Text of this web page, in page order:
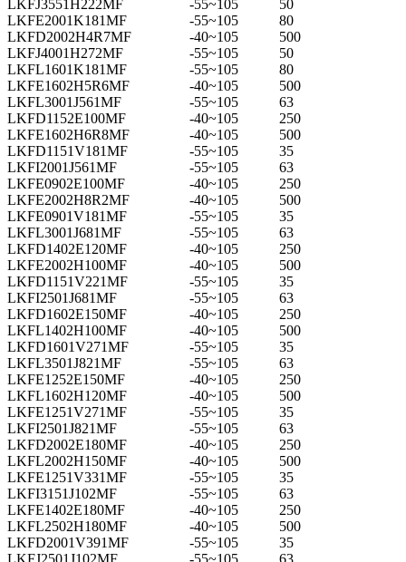
LKFJ3551H222MF
-55~105
50
LKFE2001K181MF
-55~105
80
LKFD2002H4R7MF
-40~105
500
LKFJ4001H272MF
-55~105
50
LKFL1601K181MF
-55~105
80
LKFE1602H5R6MF
-40~105
500
LKFL3001J561MF
-55~105
63
LKFD1152E100MF
-40~105
250
LKFE1602H6R8MF
-40~105
500
LKFD1151V181MF
-55~105
35
LKFI2001J561MF
-55~105
63
LKFE0902E100MF
-40~105
250
LKFE2002H8R2MF
-40~105
500
LKFE0901V181MF
-55~105
35
LKFL3001J681MF
-55~105
63
LKFD1402E120MF
-40~105
250
LKFE2002H100MF
-40~105
500
LKFD1151V221MF
-55~105
35
LKFI2501J681MF
-55~105
63
LKFD1602E150MF
-40~105
250
LKFL1402H100MF
-40~105
500
LKFD1601V271MF
-55~105
35
LKFL3501J821MF
-55~105
63
LKFE1252E150MF
-40~105
250
LKFL1602H120MF
-40~105
500
LKFE1251V271MF
-55~105
35
LKFI2501J821MF
-55~105
63
LKFD2002E180MF
-40~105
250
LKFL2002H150MF
-40~105
500
LKFE1251V331MF
-55~105
35
LKFI3151J102MF
-55~105
63
LKFE1402E180MF
-40~105
250
LKFL2502H180MF
-40~105
500
LKFD2001V391MF
-55~105
35
LKFJ2501J102MF
-55~105 63